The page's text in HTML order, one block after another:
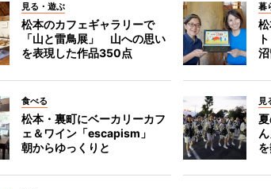
見る・遊ぶ
松本のカフェギャラリーで
「山と雷鳥展」 山への思い
を表現した作品350点
暮
食べる
松本・裏町にベーカリーカフ
ェ＆ワイン「escapism」
朝からゆっくりと
見